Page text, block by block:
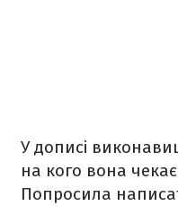
У дописі
на кого вона
Попросила